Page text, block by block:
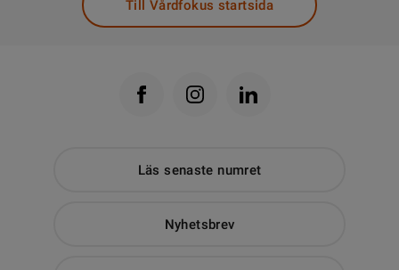
Till Vårdfokus startsida
Läs senaste numret
Nyhetsbrev